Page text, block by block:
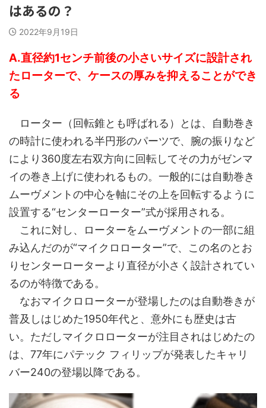
はあるの？
2022年9月19日
A.直径約1センチ前後の小さいサイズに設計され
たローターで、ケースの厚みを抑えることができ
る
ローター（回転錐とも呼ばれる）とは、自動巻き
の時計に使われる半円形のパーツで、腕の振りなど
により360度左右双方向に回転してその力がゼンマ
イの巻き上げに使われるもの。一般的には自動巻き
ムーヴメントの中心を軸にその上を回転するように
設置する“センターローター”式が採用される。
これに対し、ローターをムーヴメントの一部に組
み込んだのが“マイクロローター”で、この名のとお
りセンターローターより直径が小さく設計されてい
るのが特徴である。
なおマイクロローターが登場したのは自動巻きが
普及しはじめた1950年代と、意外にも歴史は古
い。ただしマイクロローターが注目されはじめたの
は、77年にパテック フィリップが発表したキャリ
バー240の登場以降である。